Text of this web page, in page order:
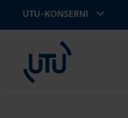
UTU-KONSERNI